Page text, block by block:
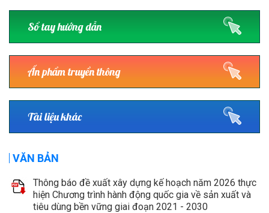
Sổ tay hướng dẫn
Ấn phẩm truyền thông
Tài liệu khác
VĂN BẢN
Thông báo đề xuất xây dựng kế hoạch năm 2026 thực
hiện Chương trình hành động quốc gia về sản xuất và
tiêu dùng bền vững giai đoạn 2021 - 2030